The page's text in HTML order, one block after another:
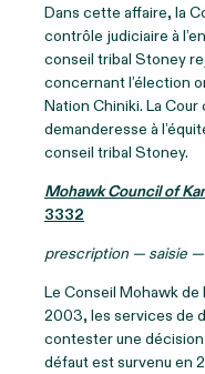
Dans cette affaire, la
contrôle judiciaire à
conseil tribal Stoney
concernant l’élection
Nation Chiniki. La
demanderesse à
conseil tribal Stoney.
Mohawk Council of
3332
prescription — saisie
Le Conseil Mohawk
2003, les services de
contester une
défaut est survenu en